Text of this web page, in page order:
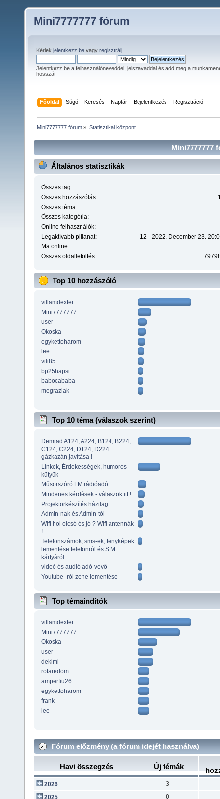
Mini7777777 fórum
Kérlek jelentkezz be vagy regisztrálj
Jelentkezz be a felhasználóneveddel, jelszavaddal és add meg a
hosszát
Főoldal Súgó Keresés Naptár Bejelentkezés Regisztráció
Mini7777777 fórum » Statisztikai központ
Mini7777777
Általános statisztikák
Összes tag:
Összes hozzászólás:
Összes téma:
Összes kategória:
Online felhasználók:
Legaktívabb pillanat:
12 - 2022. December 23.
Ma online:
Összes oldalletöltés:
Top 10 hozzászóló
villamdexter
Mini7777777
user
Okoska
egykettoharom
lee
vili85
bp25hapsi
babocababa
megrazlak
Top 10 téma (válaszok szerint)
Demrad A124, A224, B124, B224,
C124, C224, D124, D224
gázkazán javítása !
Linkek, Érdekességek, humoros
kütyük
Műsorszóró FM rádióadó
Mindenes kérdések - válaszok itt !
Projektorkészítés házilag
Admin-nak és Admin-tól
Wifi hol olcsó és jó ? Wifi antennák
!
Telefonszámok, sms-ek, fényképek
lementése telefonról és SIM
kártyáról
videó és audió adó-vevő
Youtube -ról zene lementése
Top témaindítók
villamdexter
Mini7777777
Okoska
user
dekimi
rotaredom
amperfiu26
egykettoharom
franki
lee
Fórum előzmény (a fórum idejét használva)
Havi összegzés Új témák
2026
3
2025
0